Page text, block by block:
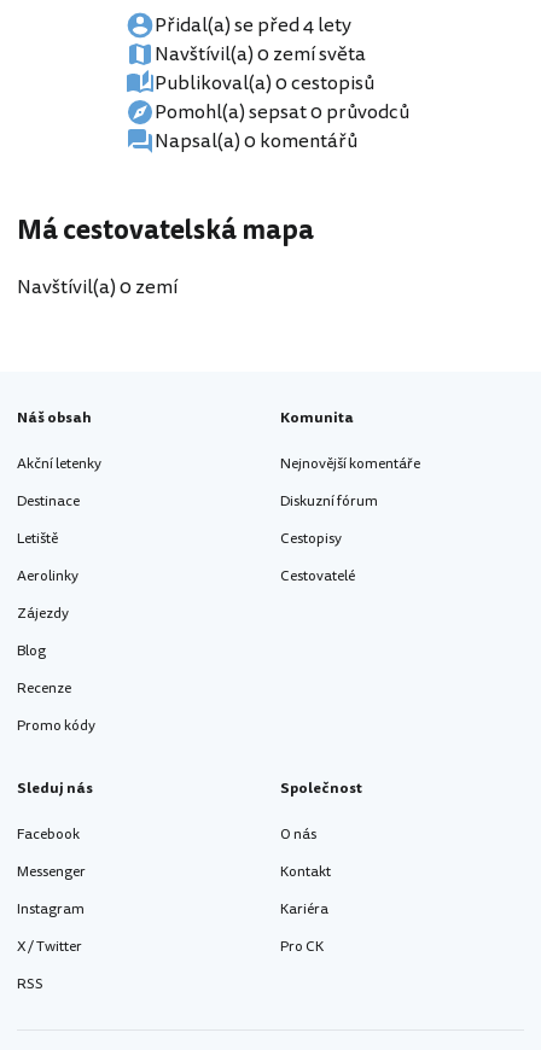
Přidal(a) se před 4 lety
Navštívil(a) 0 zemí světa
Publikoval(a) 0 cestopisů
Pomohl(a) sepsat 0 průvodců
Napsal(a) 0 komentářů
Má cestovatelská mapa
Navštívil(a) 0 zemí
Náš obsah
Akční letenky
Destinace
Letiště
Aerolinky
Zájezdy
Blog
Recenze
Promo kódy
Komunita
Nejnovější komentáře
Diskuzní fórum
Cestopisy
Cestovatelé
Sleduj nás
Facebook
Messenger
Instagram
X / Twitter
RSS
Společnost
O nás
Kontakt
Kariéra
Pro CK